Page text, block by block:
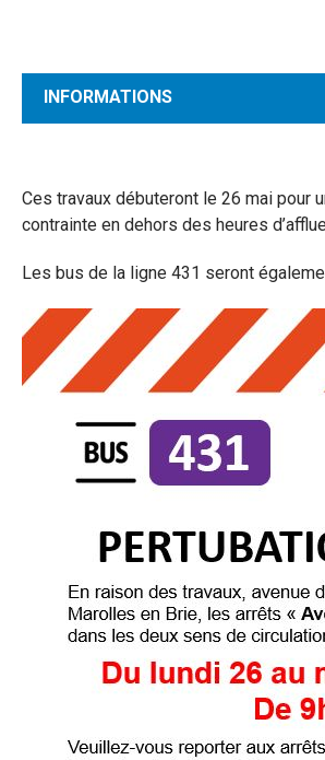
INFORMATIONS
Ces travaux débuteront le 26 mai pour
contrainte en dehors des heures
Les bus de la ligne 431 seront